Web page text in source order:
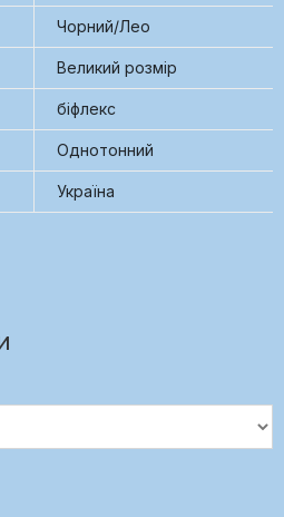
Чорний/Лео
Великий розмір
біфлекс
Однотонний
Україна